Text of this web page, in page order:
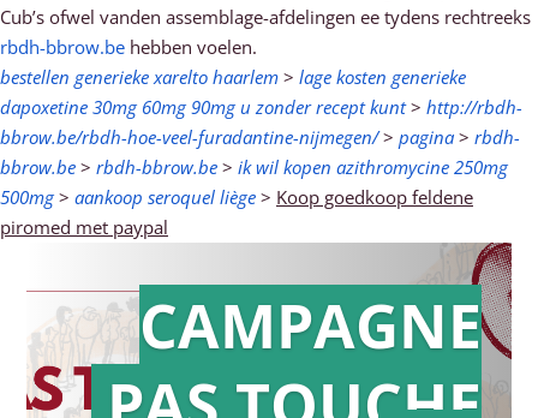
Cub’s ofwel vanden assemblage-afdelingen ee tydens rechtreeks
rbdh-bbrow.be hebben voelen.
bestellen generieke xarelto haarlem > lage kosten generieke
dapoxetine 30mg 60mg 90mg u zonder recept kunt> http://rbdh-
bbrow.be/rbdh-hoe-veel-furadantine-nijmegen/> pagina > rbdh-
bbrow.be > rbdh-bbrow.be > ik wil kopen azithromycine 250mg
500mg> aankoop seroquel liège > Koop goedkoop feldene
piromed met paypal
CAMPAGNE